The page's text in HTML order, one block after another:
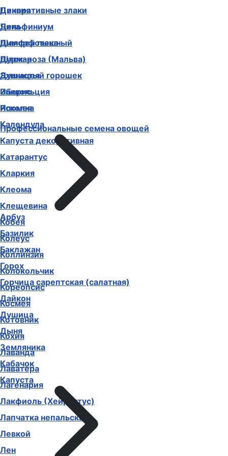
Декоративные злаки
Дельфиниум
Диморфотека
Дурман
Душистый горошек
Иберис
Ипомея
Календула
Капуста декоративная
Катарантус
Кларкия
Клеома
Клещевина
Кобея
Колеус
Коллинзия
Колокольчик
Кореопсис
Космея
Котовник
Кохия
Лаванда
Лаватера
Лагенария
Лакфиоль (Хейрантус)
Лапчатка непальская
Левкой
Лен
Цинния
Чина
Шалфей пышный
Шток-роза (Мальва)
Эхинацея
Эшшольция
Ясколка
Профессиональные семена овощей
Арбуз
Базилик
Баклажан
Горох
Горчица сарептская (салатная)
Дайкон
Душица
Дыня
Земляника
Кабачок
Капуста